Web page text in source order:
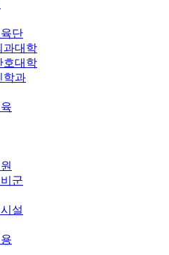
단
과대학
호대학
학과
군
설